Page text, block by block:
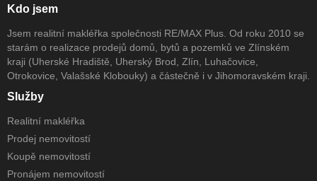
Kdo jsem
Jsem realitní makléřka společnosti RE/MAX Plus. Od roku 2010 se
starám o realizace prodejů domů, bytů a pozemků ve Zlínském
kraji (Uherské Hradiště, Uherský Brod, Zlín, Luhačovice,
Otrokovice, Valašské Klobouky) a částečně i v Jihomoravském kraji.
Služby
Realitní makléřka
Prodej nemovitostí
Koupě nemovitostí
Pronájem nemovitostí